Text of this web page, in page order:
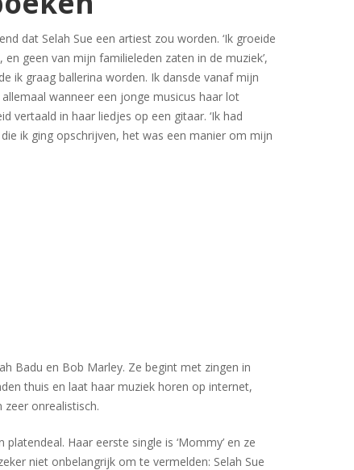
dat Selah Sue een artiest zou worden. ‘Ik groeide
geen van mijn familieleden zaten in de muziek’,
ik graag ballerina worden. Ik dansde vanaf mijn
wanneer een jonge musicus haar lot
vertaald in haar liedjes op een gitaar. ‘Ik had
ik ging opschrijven, het was een manier om mijn
Badu en Bob Marley. Ze begint met zingen in
thuis en laat haar muziek horen op internet,
onrealistisch.
Haar eerste single is ‘Mommy’ en ze
niet onbelangrijk om te vermelden: Selah Sue